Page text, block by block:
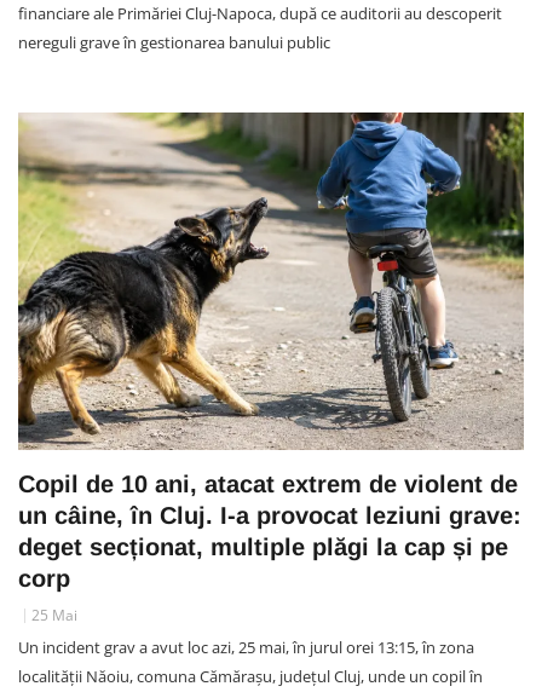
financiare ale Primăriei Cluj-Napoca, după ce auditorii au descoperit
nereguli grave în gestionarea banului public
Copil de 10 ani, atacat extrem de violent de
un câine, în Cluj. I-a provocat leziuni grave:
deget secționat, multiple plăgi la cap și pe
corp
25 Mai
Un incident grav a avut loc azi, 25 mai, în jurul orei 13:15, în zona
localității Năoiu, comuna Cămărașu, județul Cluj, unde un copil în